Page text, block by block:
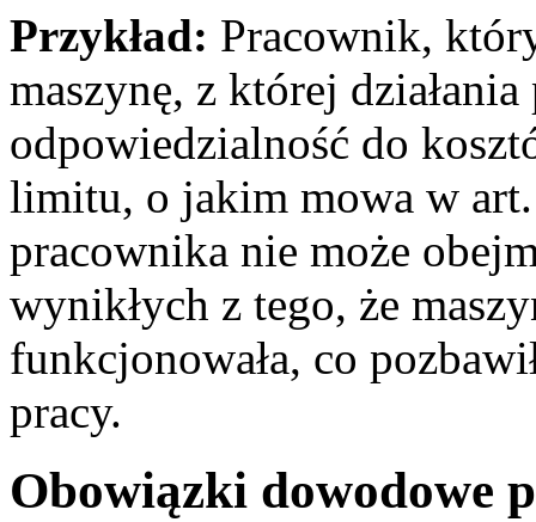
Przykład: Pracownik,
maszynę, z której
odpowiedzialność do
limitu, o jakim mowa w
pracownika nie może
wynikłych z tego, że
funkcjonowała, co
pracy.
Obowiązki dowodowe